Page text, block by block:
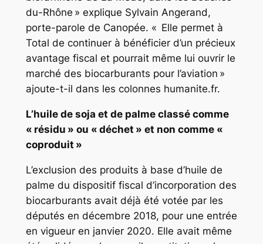
du-Rhône » explique Sylvain Angerand,
porte-parole de Canopée. « Elle permet à
Total de continuer à bénéficier d’un précieux
avantage fiscal et pourrait même lui ouvrir le
marché des biocarburants pour l’aviation »
ajoute-t-il dans les colonnes humanite.fr.
L’huile de soja et de palme classé comme
« résidu » ou « déchet » et non comme «
coproduit »
L’exclusion des produits à base d’huile de
palme du dispositif fiscal d’incorporation des
biocarburants avait déjà été votée par les
députés en décembre 2018, pour une entrée
en vigueur en janvier 2020. Elle avait même